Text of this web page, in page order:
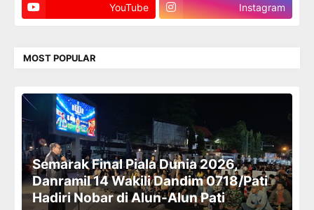
YouTube Instagram
MOST POPULAR
Semarak Final Piala Dunia 2026,
Danramil 14 Wakili Dandim 0718/Pati
Hadiri Nobar di Alun-Alun Pati